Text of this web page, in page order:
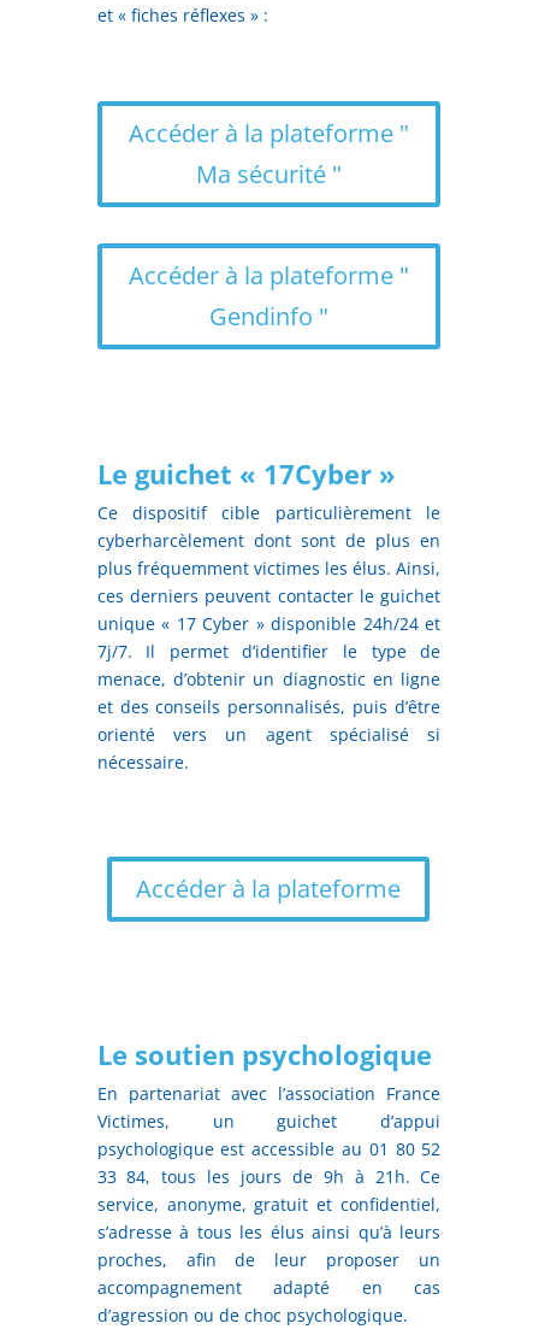
et « fiches réflexes » :
Accéder à la plateforme "
Ma sécurité "
Accéder à la plateforme "
Gendinfo "
Le guichet « 17Cyber »
Ce dispositif cible particulièrement le
cyberharcèlement dont sont de plus en
plus fréquemment victimes les élus. Ainsi,
ces derniers peuvent contacter le guichet
unique « 17 Cyber » disponible 24h/24 et
7j/7. Il permet d’identifier le type de
menace, d’obtenir un diagnostic en ligne
et des conseils personnalisés, puis d’être
orienté vers un agent spécialisé si
nécessaire.
Accéder à la plateforme
Le soutien psychologique
En partenariat avec l’association France
Victimes, un guichet d’appui
psychologique est accessible au 01 80 52
33 84, tous les jours de 9h à 21h. Ce
service, anonyme, gratuit et confidentiel,
s’adresse à tous les élus ainsi qu’à leurs
proches, afin de leur proposer un
accompagnement adapté en cas
d’agression ou de choc psychologique.